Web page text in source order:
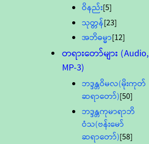
ဝိနည်း[5]
သုတ္တန်[23]
အဘိဓမ္မာ[12]
တရားတော်များ (Audio,
MP-3)
ဘဒ္ဒန္တဝိမလ(မိုးကုတ်
ဆရာတော်)[50]
ဘဒ္ဒန္တကုမာရာဘိ
ဝံသ(ဗန်းမော်
ဆရာတော်)[58]